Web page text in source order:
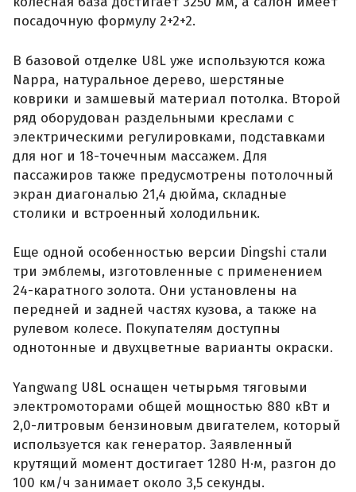
посадочную формулу 2+2+2.
В базовой отделке U8L уже используются кожа
Nappa, натуральное дерево, шерстяные
коврики и замшевый материал потолка. Второй
ряд оборудован раздельными креслами с
электрическими регулировками, подставками
для ног и 18-точечным массажем. Для
пассажиров также предусмотрены потолочный
экран диагональю 21,4 дюйма, складные
столики и встроенный холодильник.
Еще одной особенностью версии Dingshi стали
три эмблемы, изготовленные с применением
24-каратного золота. Они установлены на
передней и задней частях кузова, а также на
рулевом колесе. Покупателям доступны
однотонные и двухцветные варианты окраски.
Yangwang U8L оснащен четырьмя тяговыми
электромоторами общей мощностью 880 кВт и
2,0-литровым бензиновым двигателем, который
используется как генератор. Заявленный
крутящий момент достигает 1280 Н·м, разгон до
100 км/ч занимает около 3,5 секунды.